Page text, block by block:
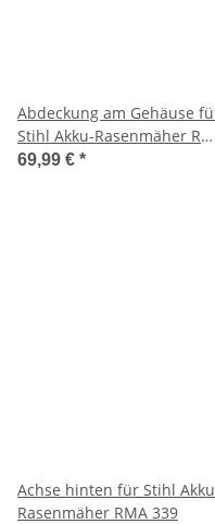
Abdeckung am Gehäuse
Stihl Akku-Rasenmäher RMA
339
69,99 € *
Achse hinten für Stihl
Rasenmäher RMA 339